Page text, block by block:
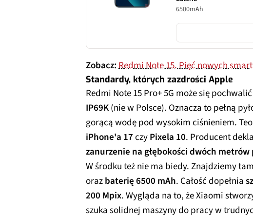
6500mAh
Zobacz:Redmi Note 15. Pięć nowych
Standardy, których zazdrości Apple
Redmi Note 15 Pro+ 5G może się pochwalić
IP69K(nie w Polsce). Oznacza to pełną
gorącą wodę pod wysokim ciśnieniem.
iPhone'a 17czyPixela 10. Producent
zanurzenie na głębokości dwóch metrów
W środku też nie ma biedy. Znajdziemy
orazbaterię 6500 mAh. Całość dopełnia
200 Mpix. Wygląda na to, że Xiaomi
szuka solidnej maszyny do pracy w